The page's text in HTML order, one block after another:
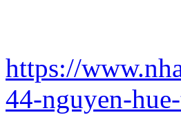
https://
44-nguyen-